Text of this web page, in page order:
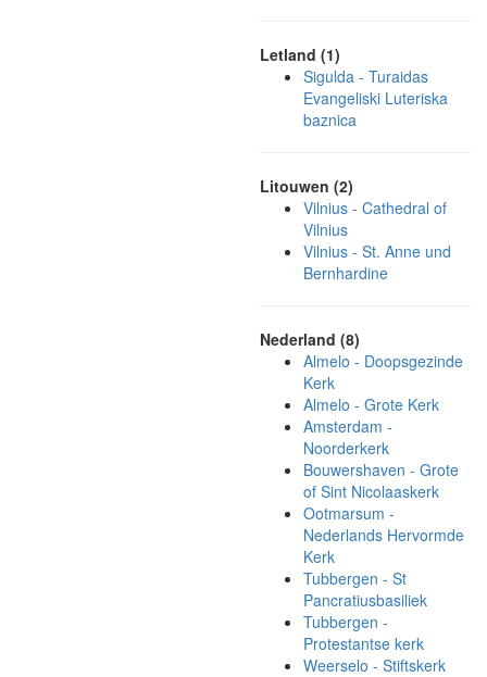
Letland (1)
Sigulda - Turaidas
Evangeliski Luteriska
baznica
Litouwen (2)
Vilnius - Cathedral of
Vilnius
Vilnius - St. Anne und
Bernhardine
Nederland (8)
Almelo - Doopsgezinde
Kerk
Almelo - Grote Kerk
Amsterdam -
Noorderkerk
Bouwershaven - Grote
of Sint Nicolaaskerk
Ootmarsum -
Nederlands Hervormde
Kerk
Tubbergen - St
Pancratiusbasiliek
Tubbergen -
Protestantse kerk
Weerselo - Stiftskerk